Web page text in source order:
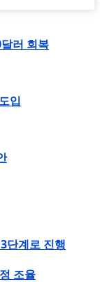
러 회복
입
단계로 진행
조율